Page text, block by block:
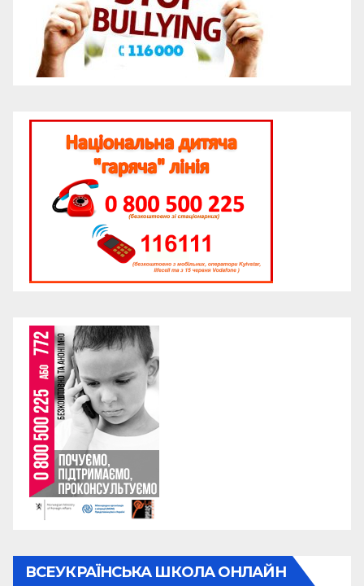
ВСЕУКРАЇНСЬКА ШКОЛА ОНЛАЙН